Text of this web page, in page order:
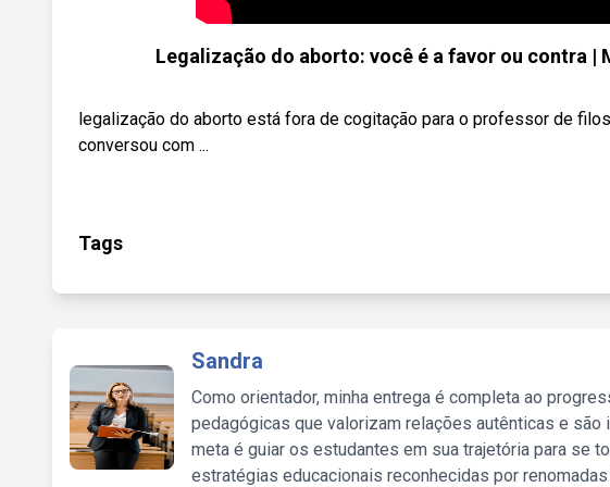
Legalização do aborto: você é a favor ou contra |
legalização do aborto está fora de cogitação para o professor de
conversou com ...
Tags
Sandra
Como orientador, minha entrega é completa ao
pedagógicas que valorizam relações autênticas e
meta é guiar os estudantes em sua trajetória para se
estratégias educacionais reconhecidas por